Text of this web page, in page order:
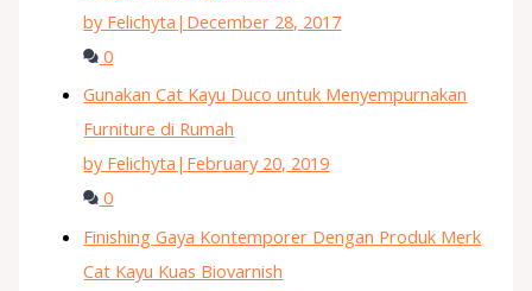
by Felichyta | December 28, 2017
0
Gunakan Cat Kayu Duco untuk Menyempurnakan
Furniture di Rumah
by Felichyta | February 20, 2019
0
Finishing Gaya Kontemporer Dengan Produk Merk
Cat Kayu Kuas Biovarnish